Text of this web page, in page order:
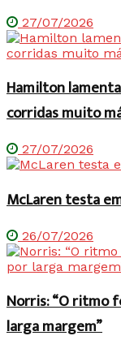
27/07/2026
Hamilton
corridas muito
27/07/2026
McLaren testa
26/07/2026
Norris: “O ritmo
larga margem”